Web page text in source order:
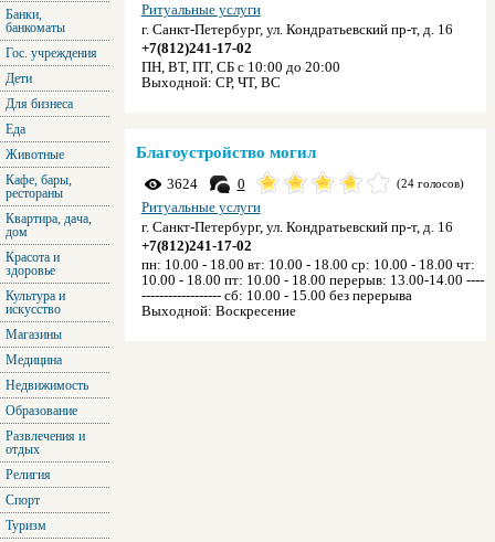
Банки,
банкоматы
Гос. учреждения
Дети
Для бизнеса
Еда
Животные
Кафе, бары,
рестораны
Квартира, дача,
дом
Красота и
здоровье
Культура и
искусство
Магазины
Медицина
Недвижимость
Образование
Развлечения и
отдых
Религия
Спорт
Туризм
Ритуальные услуги
г. Санкт-Петербург, ул. Кондратьевский пр-т, д. 16
+7(812)241-17-02
ПН, ВТ, ПТ, СБ с 10:00 до 20:00
Выходной: СР, ЧТ, ВС
Благоустройство могил
3624 0 (24 голосов)
Ритуальные услуги
г. Санкт-Петербург, ул. Кондратьевский пр-т, д. 16
+7(812)241-17-02
пн: 10.00 - 18.00 вт: 10.00 - 18.00 ср: 10.00 - 18.00 чт:
10.00 - 18.00 пт: 10.00 - 18.00 перерыв: 13.00-14.00 ----
------------------ сб: 10.00 - 15.00 без перерыва
Выходной: Воскресение